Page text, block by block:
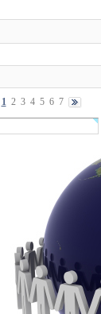
1 2 3 4 5 6 7